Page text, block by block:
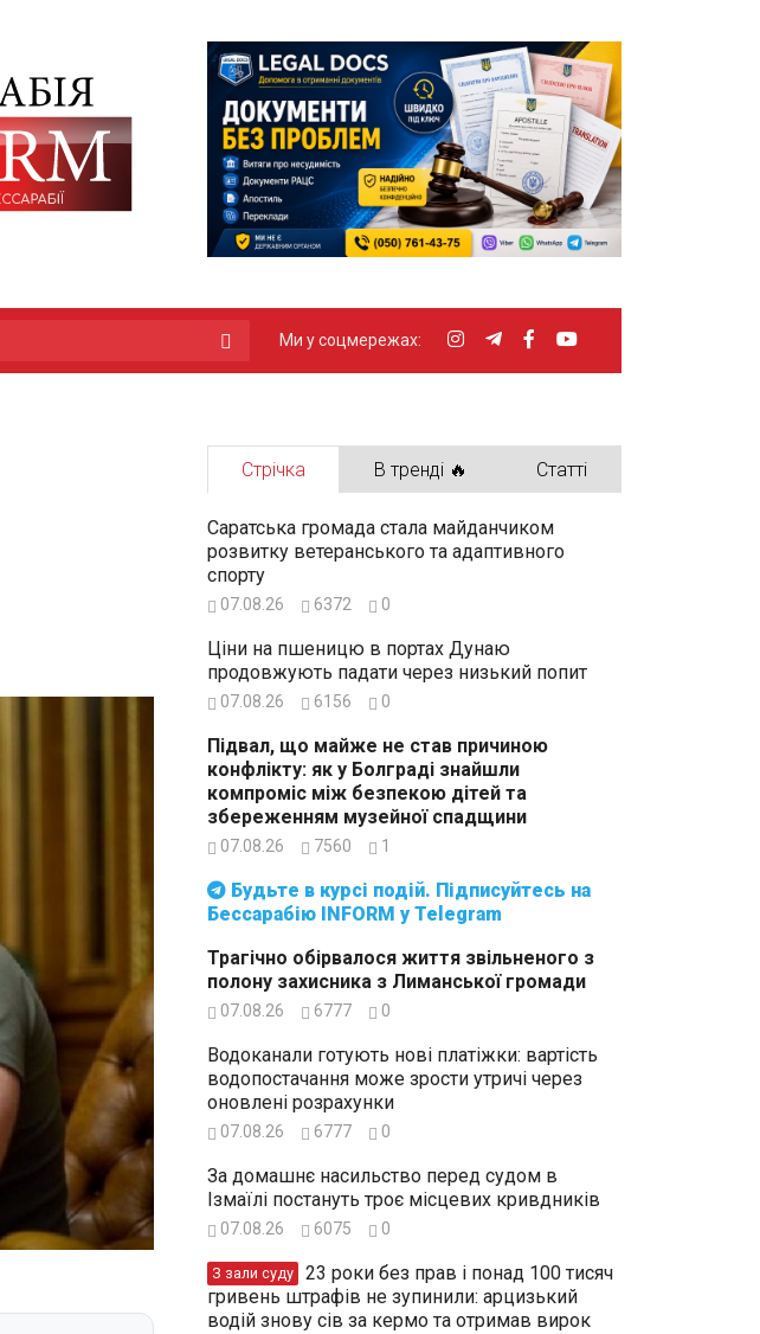
Ми у соцмережах:
Стрічка В тренді 🔥 Статті
Бессарабію INFORM у Telegram
Саратська громада стала майданчиком
розвитку ветеранського та адаптивного
спорту
07.08.26 6372 0
Ціни на пшеницю в портах Дунаю
продовжують падати через низький попит
07.08.26 6156 0
Підвал, що майже не став причиною
конфлікту: як у Болграді знайшли
компроміс між безпекою дітей та
збереженням музейної спадщини
07.08.26 7560 1
Трагічно обірвалося життя звільненого з
полону захисника з Лиманської громади
07.08.26 6777 0
Водоканали готують нові платіжки: вартість
водопостачання може зрости утричі через
оновлені розрахунки
07.08.26 6777 0
За домашнє насильство перед судом в
Ізмаїлі постануть троє місцевих кривдників
07.08.26 6075 0
З зали суду
гривень штрафів не зупинили: арцизький
водій знову сів за кермо та отримав вирок